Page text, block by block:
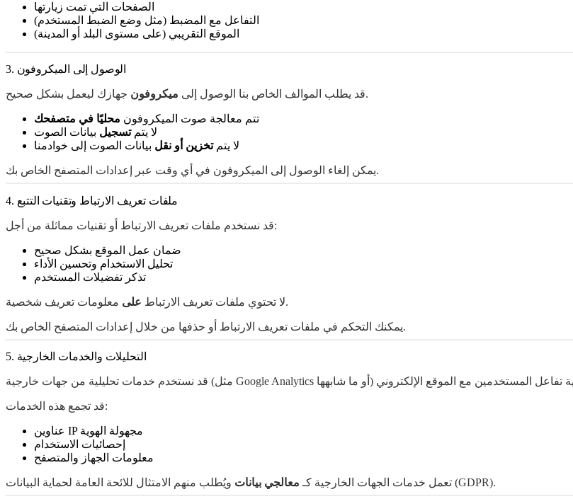
الصفحات التي تمت زيارتها
التفاعل مع المضبط (مثل وضع الضبط المستخدم)
الموقع التقريبي (على مستوى البلد أو المدينة)
3. الوصول إلى الميكروفون
قد يطلب الموالف الخاص بنا الوصول إلى ميكروفون جهازك ليعمل بشكل صحيح.
تتم معالجة صوت الميكروفون محليًا في متصفحك
لا يتمتسجيل بيانات الصوت
لا يتمتخزين أو نقل بيانات الصوت إلى خوادمنا
يمكن إلغاء الوصول إلى الميكروفون في أي وقت عبر إعدادات المتصفح الخاص بك.
4. ملفات تعريف الارتباط وتقنيات التتبع
قد نستخدم ملفات تعريف الارتباط أو تقنيات مماثلة من أجل:
ضمان عمل الموقع بشكل صحيح
تحليل الاستخدام وتحسين الأداء
تذكر تفضيلات المستخدم
لا تحتوي ملفات تعريف الارتباط على معلومات تعريف شخصية.
يمكنك التحكم في ملفات تعريف الارتباط أو حذفها من خلال إعدادات المتصفح الخاص بك.
5. التحليلات والخدمات الخارجية
قد تجمع هذه الخدمات:
عناوين IP مجهولة الهوية
إحصائيات الاستخدام
معلومات الجهاز والمتصفح
تعمل خدمات الجهات الخارجية كـ معالجي بيانات ويُطلب منهم الامتثال للائحة العامة لحماية البيانات (GDPR).